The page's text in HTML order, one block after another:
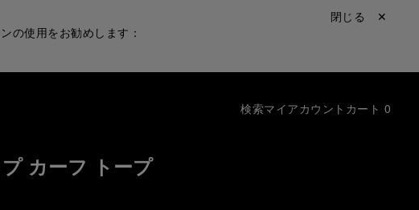
の使用をお勧めします：
閉じる ✕
検索マイアカウント カート 0
カーフ トープ